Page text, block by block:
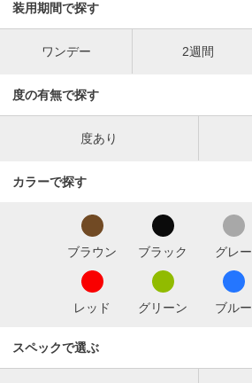
装用期間で探す
ワンデー 2週間
度の有無で探す
度あり
カラーで探す
ブラウン ブラック グレー
レッド グリーン ブルー
スペックで選ぶ